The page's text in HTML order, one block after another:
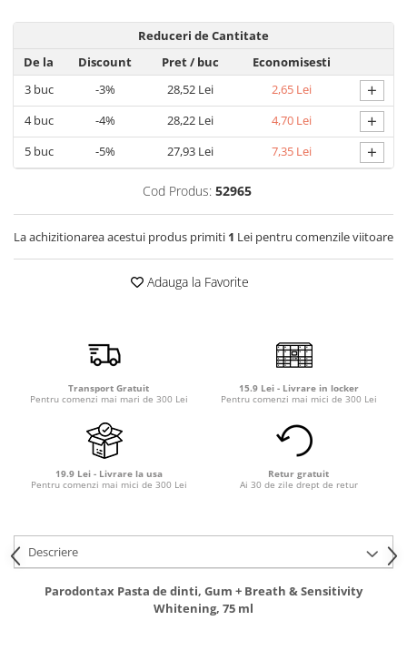
Detergent rufe lichid
Detergent rufe pudră
Balsam de rufe
Înălbitor și îndepărtare pete
Soluții anticalcar, igienizante și
întreținere țesături
Odorizanți
Reduceri de Cantitate
De la
Discount Pret/ buc
Economisesti
3buc -3% 28,52 Lei 2,65 Lei +
4buc -4% 28,22 Lei 4,70 Lei +
5buc -5% 27,93 Lei 7,35 Lei +
Cod Produs: 52965
La achizitionarea acestui produs primiti 1 Lei pentru comenzile viitoare
Adauga la Favorite
Transport Gratuit
Pentru comenzi mai mari de 300 Lei
15.9 Lei - Livrare in locker
Pentru comenzi mai mici de 300 Lei
19.9 Lei - Livrare la usa
Pentru comenzi mai mici de 300 Lei
Retur gratuit
Ai 30 de zile drept de retur
Descriere
Parodontax Pasta de dinti, Gum + Breath & Sensitivity
Whitening, 75 ml